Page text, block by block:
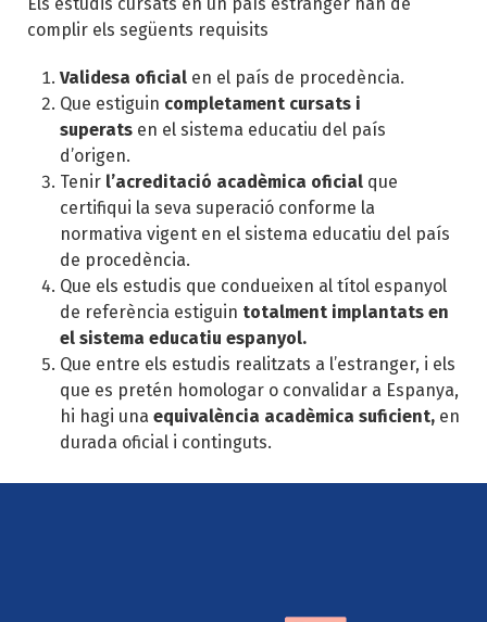
complir els següents requisits
Validesa oficial en el país de procedència.
Que estiguin completament cursats i
superats en el sistema educatiu del país
d’origen.
Tenir l’acreditació acadèmica oficial que
certifiqui la seva superació conforme la
normativa vigent en el sistema educatiu del país
de procedència.
Que els estudis que condueixen al títol espanyol
de referència estiguin totalment implantats en
el sistema educatiu espanyol.
Que entre els estudis realitzats a l’estranger, i els
que es pretén homologar o convalidar a Espanya,
hi hagi una equivalència acadèmica suficient, en
durada oficial i continguts.